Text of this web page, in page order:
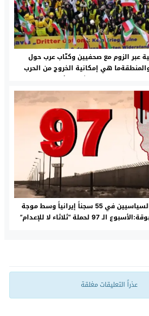
عبر الزوم مع صحفيين وكتّاب عرب حول
هي إمكانية الخروج من الحرب
الراهنة في إيران والشرق الأوسط؟
إضراب السجناء السياسيين في 55 سجناً إيرانياً وسط موجة
لحملة “ثلاثاء لا للإعدام”
عذراً التعليقات مغلقة